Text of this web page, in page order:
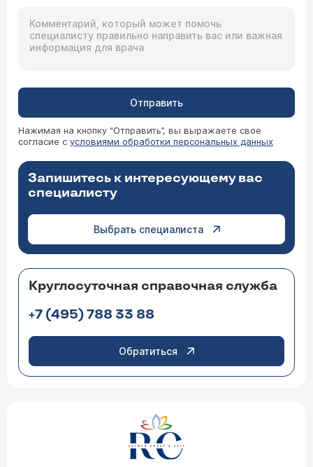
Отправить
Нажимая на кнопку “Отправить”, вы выражаете свое
согласие с условиями обработки персональных данных
Запишитесь к интересующему вас
специалисту
Выбрать специалиста
Круглосуточная справочная служба
+7 (495) 788 33 88
Обратиться